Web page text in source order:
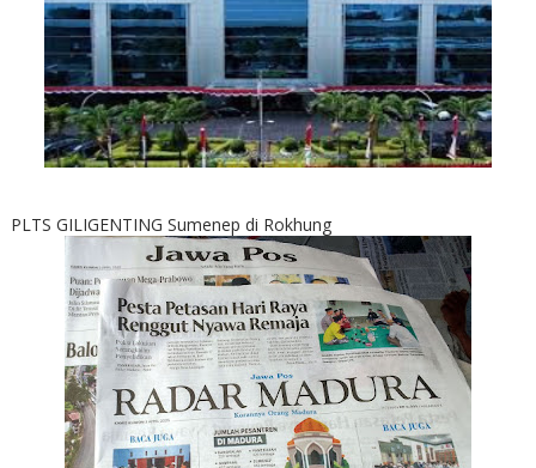
PLTS GILIGENTING Sumenep di Rokhung